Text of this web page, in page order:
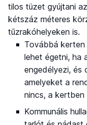
tilos tüzet gyújtani
kétszáz méteres
tűzrakóhelyeken is.
Továbbá
lehet égetni, ha
engedélyezi, és
amelyeket a
nincs, a kertben
Kommunális